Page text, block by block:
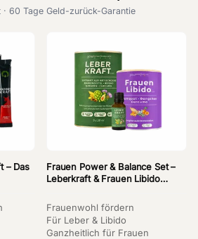
60 Tage Geld-zurück-Garantie
– Das
Frauen Power & Balance Set –
Leberkraft & Frauen Libido
Frauenwohl fördern
Für Leber & Libido
Ganzheitlich für Frauen